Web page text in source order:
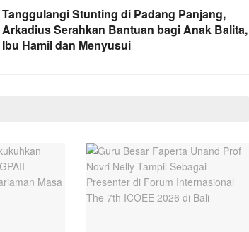
Tanggulangi Stunting di Padang Panjang,
Arkadius Serahkan Bantuan bagi Anak Balita,
Ibu Hamil dan Menyusui